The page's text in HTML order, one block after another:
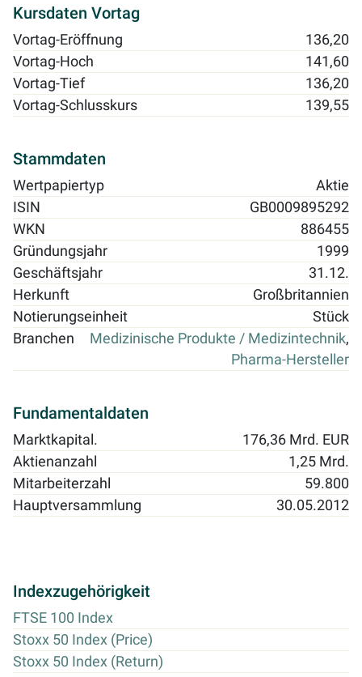
Kursdaten Vortag
Vortag-Eröffnung
136,20
Vortag-Hoch
141,60
Vortag-Tief
136,20
Vortag-Schlusskurs
139,55
Stammdaten
Wertpapiertyp
Aktie
ISIN
GB0009895292
WKN
886455
Gründungsjahr
1999
Geschäftsjahr
31.12.
Herkunft
Großbritannien
Notierungseinheit
Stück
Branchen
Medizinische Produkte / Medizintechnik,
Pharma-Hersteller
Fundamentaldaten
Marktkapital.
176,36 Mrd. EUR
Aktienanzahl
1,25 Mrd.
Mitarbeiterzahl
59.800
Hauptversammlung
30.05.2012
Indexzugehörigkeit
FTSE 100 Index
Stoxx 50 Index (Price)
Stoxx 50 Index (Return)